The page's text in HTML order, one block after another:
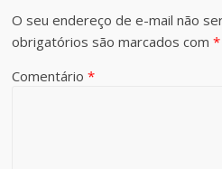
O seu endereço de e-mail não
obrigatórios são marcados com*
Comentário*